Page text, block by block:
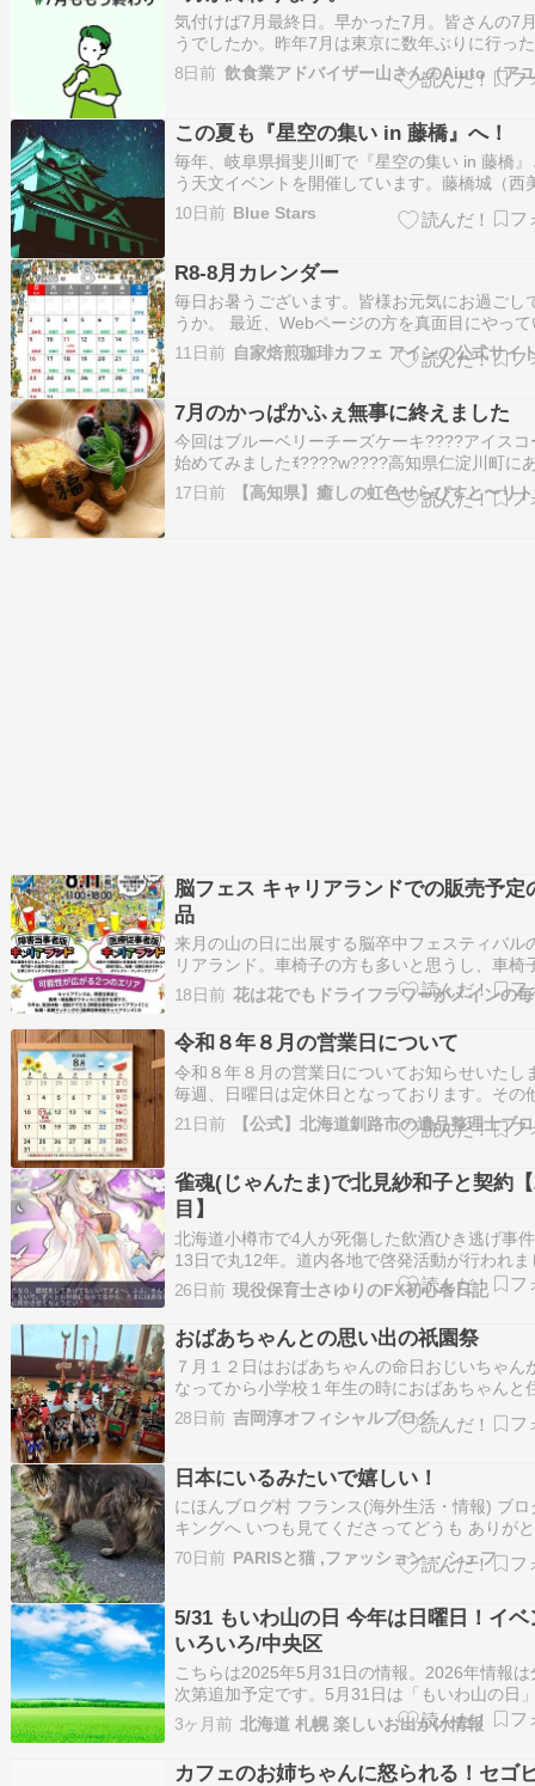
気付けば7月最終日。早かった7月。皆さんの7
うでしたか。昨年7月は東京に数年ぶりに行っ
すが、今年は毎月1〜2回、訪問しています。お
いろんな場所をついでに訪問しています。例年
を取るのですが、実は今年は（珍し…
8日前
この夏も『星空の集い in 藤橋』へ！
毎年、岐阜県揖斐川町で『星空の集い in 藤橋』
う天文イベントを開催しています。藤橋城（西
ラネタリウム）と口径60cm反射望遠鏡を設備
美濃天文台に隣接した芝生広場周辺で、星空を
わっていない民間有志による運営です…
10日前 Blue Stars
R8-8月カレンダー
毎日お暑うございます。皆様お元気にお過ごし
うか。 最近、Webページの方を真面目にやって
す。 8月の営業カレンダーです。よろしくお願
す。 当店はお盆休みはございませんが、11日
11日前 自家焙煎珈琲カフェ アインの公式サイ
7月のかっぱかふぇ無事に終えました
今回はブルーベリーチーズケーキ????アイスコ
始めてみましたꉂ????w‪????高知県仁淀川町にある大
渡ダムを見下ろせる落出之釜龍王神社⛩️✨️景色
す✨️残念ながら、merciさんは研修で参加出来
17日前
脳フェス キャリアランドでの販売予定
品
来月の山の日に出展する脳卒中フェスティバル
リアランド。車椅子の方も多いと思うし、車椅
要ないんだけど麻痺があるって方も多いと思う
ぶつかったり落としたりしても大丈夫な作品メ
販売予定です。コンパクト、ボトルアレンジは
チック製のものを多めに。あと紙袋には、…
18日前
令和８年８月の営業日について
令和８年８月の営業日についてお知らせいたし
毎週、日曜日は定休日となっております。その
業日は下記のとおりとなります。 ◦８月１１日
⇒山の日、祝日のため休業。 ※事前予約にて作
い合わせください。その他、ご相談な…
21日前
雀魂(じゃんたま)で北見紗和子と契約
目】
北海道小樽市で4人が死傷した飲酒ひき逃げ事
13日で丸12年。道内各地で啓発活動が行われま
酒運転根絶へみんな頑張っていますが。悲しい
最近のデータをみると逆行して飲酒運転が増え
る。北海道内では2025年1年間に飲酒運転によ
が77件起きてます。飲んだら乗る…
26日前 現役保育士さゆりのFX初心者日記
おばあちゃんとの思い出の祇園祭
７月１２日はおばあちゃんの命日おじいちゃん
なってから小学校１年生の時におばあちゃんと
うになってから祇園祭がくるたび毎年宵山の時
て貰ってた祇園祭のミニチュア山鉾と神輿２つ
も大切な宝物です１５個目の山鉾のミニチ…
28日前 吉岡淳オフィシャルブログ
日本にいるみたいで嬉しい！
にほんブログ村 フランス(海外生活・情報) ブロ
キングへ いつも見てくださってどうも ありが
ざいます!!! ぽちっとしていただければ とって
になります--． 感謝感激です！ - これはジョギ
がいる.みんな人…
70日前 PARISと猫 ,ファッション ・シェフ
5/31 もいわ山の日 今年は日曜日！イベ
いろいろ/中央区
こちらは2025年5月31日の情報。2026年情報は
次第追加予定です。5月31日は「もいわ山の日
いイベントを開催！株式会社ノヴェロのプレス
ス（2025年5月23日 14時45分）5月31日は「も
の日」!楽しいイベントを開催！prtimes.jp武ダ
3ヶ月前 北海道 札幌 楽しいお出かけ情報
カフェのお姉ちゃんに怒られる！セゴ